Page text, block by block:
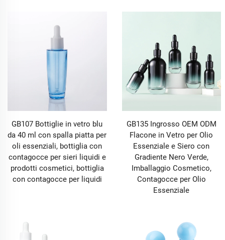
GB107 Bottiglie in vetro blu
da 40 ml con spalla piatta per
oli essenziali, bottiglia con
contagocce per sieri liquidi e
prodotti cosmetici, bottiglia
con contagocce per liquidi
GB135 Ingrosso OEM ODM
Flacone in Vetro per Olio
Essenziale e Siero con
Gradiente Nero Verde,
Imballaggio Cosmetico,
Contagocce per Olio
Essenziale